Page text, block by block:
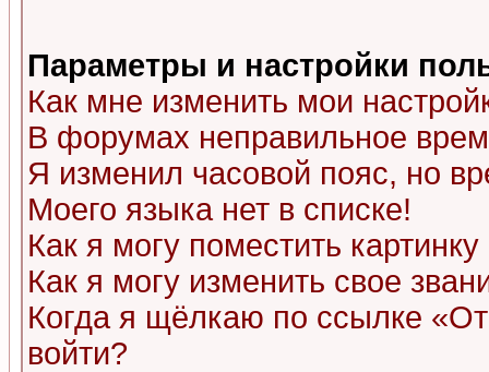
Параметры и настройки
Как мне изменить мои
В форумах неправильное
Я изменил часовой пояс, но
Моего языка нет в списке!
Как я могу поместить
Как я могу изменить свое
Когда я щёлкаю по ссылке
войти?